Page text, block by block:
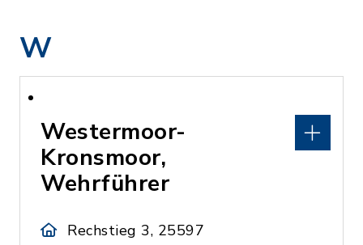
W
Westermoor-
Kronsmoor,
Wehrführer
Rechstieg 3, 25597